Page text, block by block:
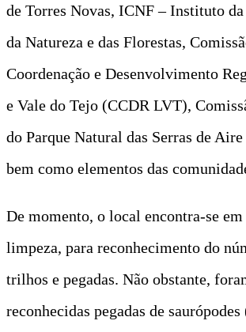
de Torres Novas, ICNF – Instituto da
da Natureza e das Florestas,
Coordenação e Desenvolvimento
e Vale do Tejo (CCDR LVT),
do Parque Natural das Serras de
bem como elementos das
De momento, o local encontra-se em
limpeza, para reconhecimento do
trilhos e pegadas. Não obstante,
reconhecidas pegadas de